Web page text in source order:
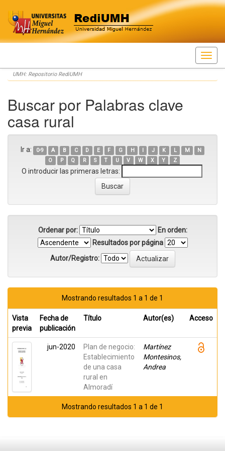
Skip
navigation
UMH: Repositorio RediUMH
Buscar por Palabras clave
casa rural
Ir a: 0-9 A B C D E F G H I J K L M
N
O
P Q R S T U V W X Y Z
O introducir las primeras letras:
Ordenar por:
En orden:
Resultados por página
Autor/Registro:
Mostrando resultados 1 a 1 de 1
Vista
previa
Fecha de
publicación
Título Autor(es) Acceso
jun-2020
Plan de negocio:
Establecimiento
de una casa
rural en
Almoradí
Martínez
Montesinos,
Andrea
Mostrando resultados 1 a 1 de 1